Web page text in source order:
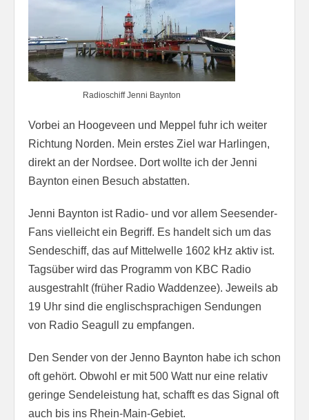
Radioschiff Jenni Baynton
Vorbei an Hoogeveen und Meppel fuhr ich weiter
Richtung Norden. Mein erstes Ziel war Harlingen,
direkt an der Nordsee. Dort wollte ich der Jenni
Baynton einen Besuch abstatten.
Jenni Baynton ist Radio- und vor allem Seesender-
Fans vielleicht ein Begriff. Es handelt sich um das
Sendeschiff, das auf Mittelwelle 1602 kHz aktiv ist.
Tagsüber wird das Programm von KBC Radio
ausgestrahlt (früher Radio Waddenzee). Jeweils ab
19 Uhr sind die englischsprachigen Sendungen
von Radio Seagull zu empfangen.
Den Sender von der Jenno Baynton habe ich schon
oft gehört. Obwohl er mit 500 Watt nur eine relativ
geringe Sendeleistung hat, schafft es das Signal oft
auch bis ins Rhein-Main-Gebiet.